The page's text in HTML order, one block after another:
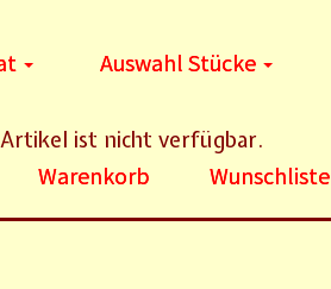
Auswahl Stücke
ist nicht verfügbar.
Warenkorb Wunschliste